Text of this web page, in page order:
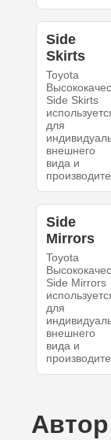
Side
Skirts
Toyota
Side Skirts
для
внешнего
вида и
Side
Mirrors
Toyota
Side Mirrors
для
внешнего
вида и
Автор